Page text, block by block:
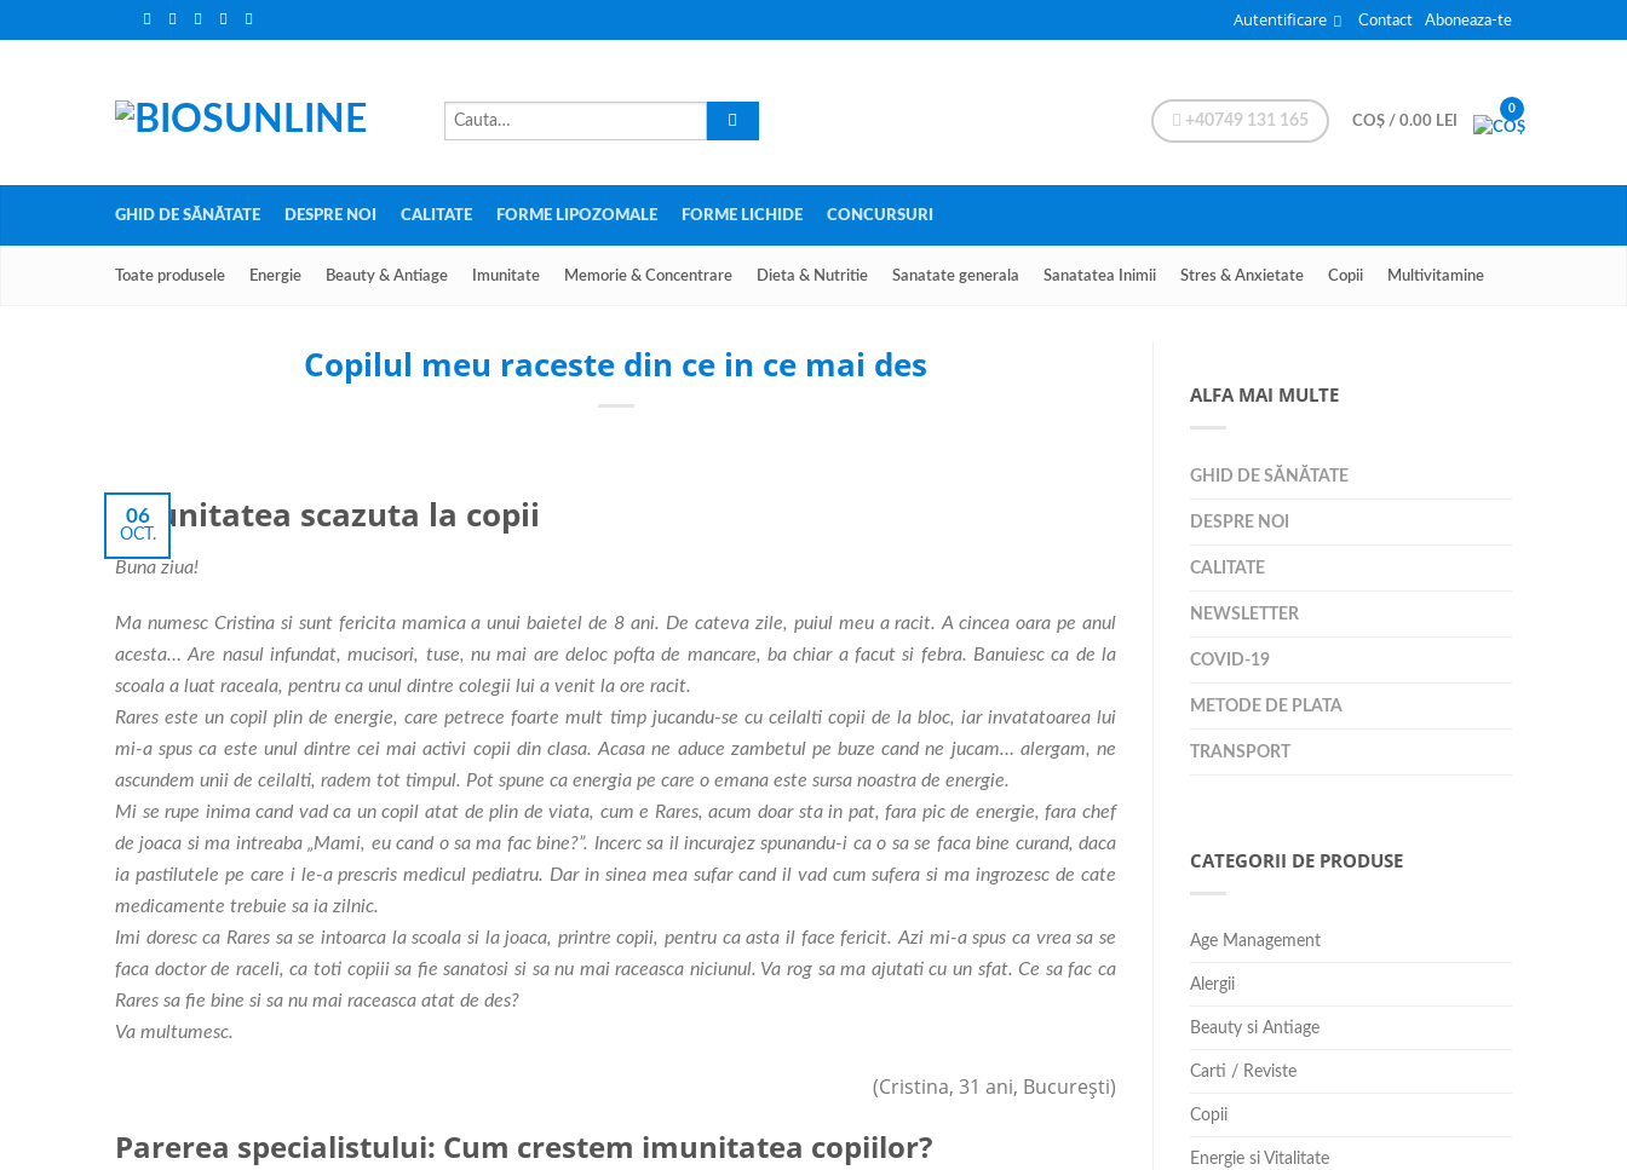
Autentificare Contact Aboneaza-te
+40749 131 165 COȘ / 0.00 LEI
0
GHID DE SĂNĂTATE DESPRE NOI CALITATE FORME LIPOZOMALE FORME LICHIDE CONCURSURI
Toate produsele Energie Beauty & Antiage Imunitate Memorie & Concentrare Dieta & Nutritie Sanatate generala Sanatatea Inimii Stres & Anxietate Copii Multivitamine
Copilul meu raceste din ce in ce mai des
06
OCT.
Imunitatea scazuta la copii
Buna ziua!
Ma numesc Cristina si sunt fericita mamica a unui baietel de 8 ani. De cateva zile, puiul meu a racit. A cincea oara pe anul
acesta… Are nasul infundat, mucisori, tuse, nu mai are deloc pofta de mancare, ba chiar a facut si febra. Banuiesc ca de la
scoala a luat raceala, pentru ca unul dintre colegii lui a venit la ore racit.
Rares este un copil plin de energie, care petrece foarte mult timp jucandu-se cu ceilalti copii de la bloc, iar invatatoarea lui
mi-a spus ca este unul dintre cei mai activi copii din clasa. Acasa ne aduce zambetul pe buze cand ne jucam… alergam, ne
ascundem unii de ceilalti, radem tot timpul. Pot spune ca energia pe care o emana este sursa noastra de energie.
Mi se rupe inima cand vad ca un copil atat de plin de viata, cum e Rares, acum doar sta in pat, fara pic de energie, fara chef
de joaca si ma intreaba „Mami, eu cand o sa ma fac bine?”. Incerc sa il incurajez spunandu-i ca o sa se faca bine curand, daca
ia pastilutele pe care i le-a prescris medicul pediatru. Dar in sinea mea sufar cand il vad cum sufera si ma ingrozesc de cate
medicamente trebuie sa ia zilnic.
Imi doresc ca Rares sa se intoarca la scoala si la joaca, printre copii, pentru ca asta il face fericit. Azi mi-a spus ca vrea sa se
faca doctor de raceli, ca toti copiii sa fie sanatosi si sa nu mai raceasca niciunul. Va rog sa ma ajutati cu un sfat. Ce sa fac ca
Rares sa fie bine si sa nu mai raceasca atat de des?
Va multumesc.
(Cristina, 31 ani, București)
Parerea specialistului: Cum crestem imunitatea copiilor?
ALFA MAI MULTE
GHID DE SĂNĂTATE
DESPRE NOI
CALITATE
NEWSLETTER
COVID-19
METODE DE PLATA
TRANSPORT
CATEGORII DE PRODUSE
Age Management
Alergii
Beauty si Antiage
Carti / Reviste
Copii
Energie si Vitalitate